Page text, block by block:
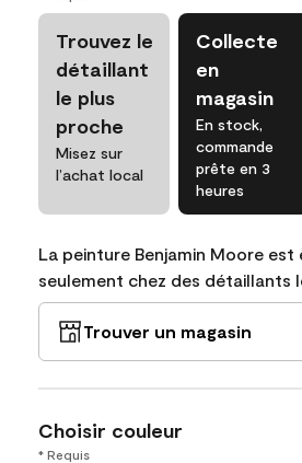
Trouvez le
détaillant
le plus
proche
Misez sur
l’achat local
Collecte
en
magasin
En stock,
commande
prête en 3
heures
La peinture Benjamin Moore est
seulement chez des détaillants
Trouver un magasin
Choisir couleur
* Requis